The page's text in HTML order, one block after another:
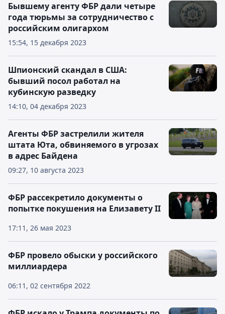
15:54, 15 декабря 2023
Бывшему агенту ФБР дали четыре
года тюрьмы за сотрудничество с
российским олигархом
14:10, 04 декабря 2023
Шпионский скандал в США:
бывший посол работал на
кубинскую разведку
09:27, 10 августа 2023
Агенты ФБР застрелили жителя
штата Юта, обвиняемого в угрозах
в адрес Байдена
17:11, 26 мая 2023
ФБР рассекретило документы о
попытке покушения на Елизавету II
06:11, 02 сентября 2022
ФБР провело обыски у российского
миллиардера